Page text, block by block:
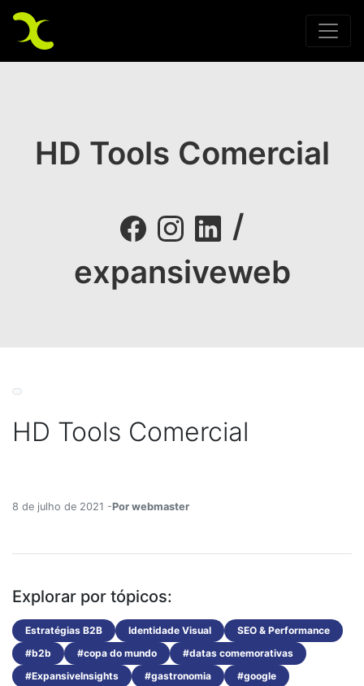
HD Tools Comercial
/
expansiveweb
HD Tools Comercial
8 de julho de 2021 -Por webmaster
Explorar por tópicos:
Estratégias B2B Identidade Visual
SEO & Performance
#b2b
#copa do mundo
#datas comemorativas
#ExpansiveInsights
#gastronomia
#google